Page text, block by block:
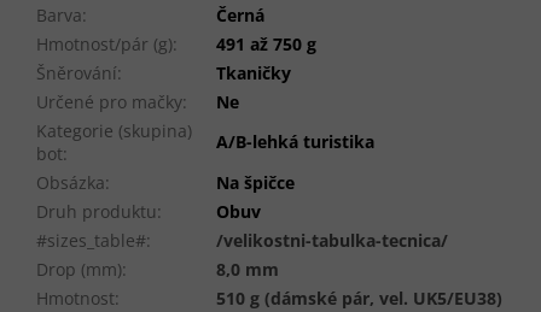
Barva:
Černá
Hmotnost/pár (g):
491 až 750 g
Šněrování:
Tkaničky
Určené pro mačky:
Ne
Kategorie (skupina)
bot:
A/B-lehká turistika
Obsázka:
Na špičce
Druh produktu:
Obuv
#sizes_table#:
/velikostni-tabulka-tecnica/
Drop (mm):
8,0 mm
Hmotnost:
510 g (dámské pár, vel. UK5/EU38)